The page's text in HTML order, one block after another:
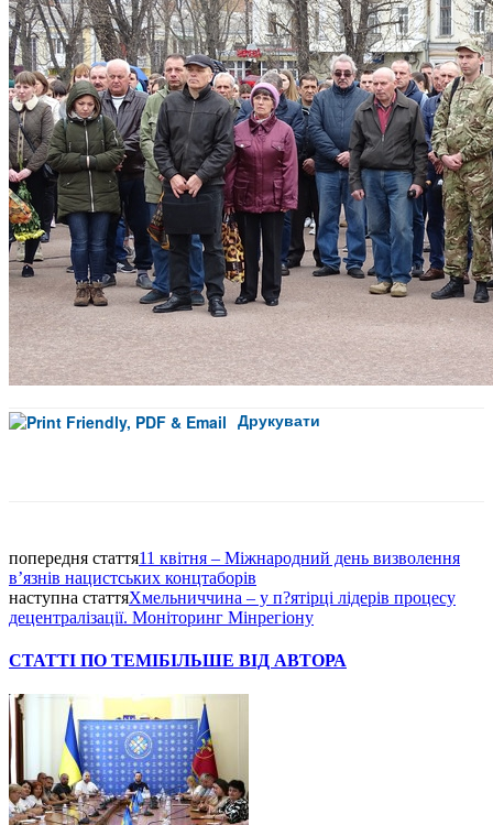
Друкувати
попередня стаття11 квітня – Міжнародний день визволення
в’язнів нацистських концтаборів
наступна статтяХмельниччина – у п?ятірці лідерів процесу
децентралізації. Моніторинг Мінрегіону
СТАТТІ ПО ТЕМІБІЛЬШЕ ВІД АВТОРА